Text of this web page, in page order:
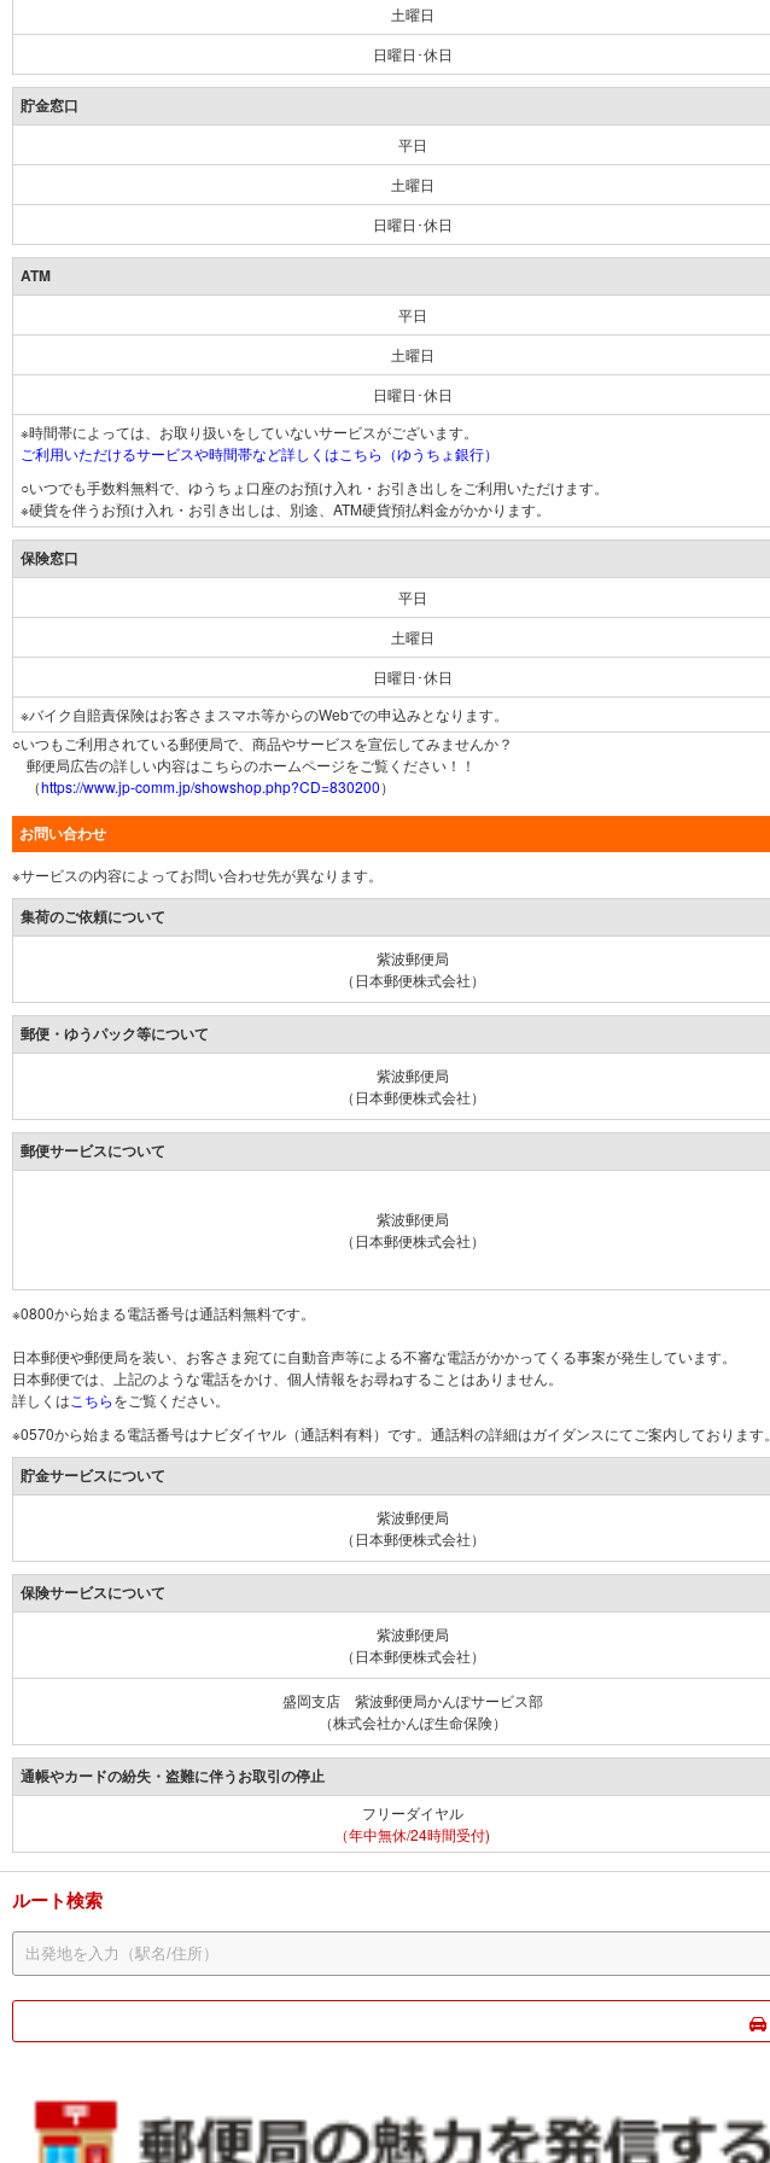
土曜日
日曜日･休日
貯金窓口
平日
土曜日
日曜日･休日
ATM
平日
土曜日
日曜日･休日
※時間帯によっては、お取り扱いをしていないサービスがございます。
ご利用いただけるサービスや時間帯など詳しくはこちら（ゆうちょ銀行）
○いつでも手数料無料で、ゆうちょ口座のお預け入れ・お引き出しをご利用いただけます。
※硬貨を伴うお預け入れ・お引き出しは、別途、ATM硬貨預払料金がかかります。
保険窓口
平日
土曜日
日曜日･休日
※バイク自賠責保険はお客さまスマホ等からのWebでの申込みとなります。
○いつもご利用されている郵便局で、商品やサービスを宣伝してみませんか？
郵便局広告の詳しい内容はこちらのホームページをご覧ください！！
（https://www.jp-comm.jp/showshop.php?CD=830200）
お問い合わせ
※サービスの内容によってお問い合わせ先が異なります。
集荷のご依頼について
紫波郵便局
（日本郵便株式会社）
郵便・ゆうパック等について
紫波郵便局
（日本郵便株式会社）
郵便サービスについて
紫波郵便局
（日本郵便株式会社）
※0800から始まる電話番号は通話料無料です。
日本郵便や郵便局を装い、お客さま宛てに自動音声等による不審な電話がかかってくる事案が発生しています。
日本郵便では、上記のような電話をかけ、個人情報をお尋ねすることはありません。
詳しくは こちらをご覧ください。
※0570から始まる電話番号はナビダイヤル（通話料有料）です。通話料の詳細はガイダンスにてご案内しております。
貯金サービスについて
紫波郵便局
（日本郵便株式会社）
保険サービスについて
紫波郵便局
（日本郵便株式会社）
盛岡支店 紫波郵便局かんぽサービス部
（株式会社かんぽ生命保険）
通帳やカードの紛失・盗難に伴うお取引の停止
フリーダイヤル
（年中無休/24時間受付)
ルート検索